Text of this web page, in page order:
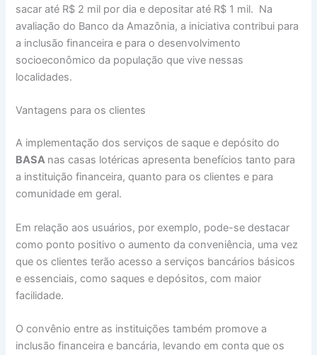
sacar até R$ 2 mil por dia e depositar até R$ 1 mil. Na
avaliação do Banco da Amazônia, a iniciativa contribui para
a inclusão financeira e para o desenvolvimento
socioeconômico da população que vive nessas
localidades.
Vantagens para os clientes
A implementação dos serviços de saque e depósito do
BASA nas casas lotéricas apresenta benefícios tanto para
a instituição financeira, quanto para os clientes e para
comunidade em geral.
Em relação aos usuários, por exemplo, pode-se destacar
como ponto positivo o aumento da conveniência, uma vez
que os clientes terão acesso a serviços bancários básicos
e essenciais, como saques e depósitos, com maior
facilidade.
O convênio entre as instituições também promove a
inclusão financeira e bancária, levando em conta que os